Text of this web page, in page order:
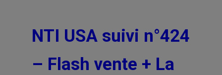
NTI USA suivi n°424
– Flash vente + La